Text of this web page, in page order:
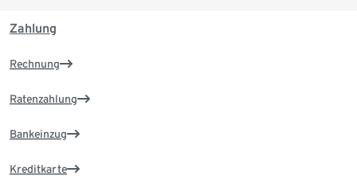
Zahlung
Rechnung
Ratenzahlung
Bankeinzug
Kreditkarte